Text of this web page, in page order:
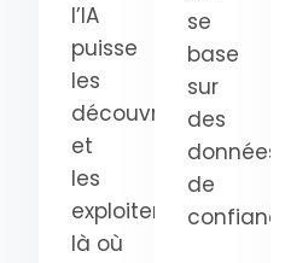
l’IA
puisse
les
découvrir
et
les
exploiter
là où
se
base
sur
des
données
de
confiance.